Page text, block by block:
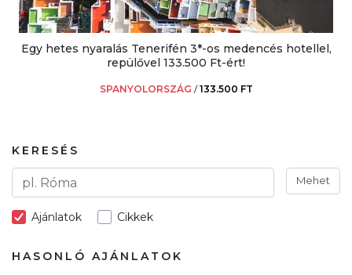
Egy hetes nyaralás Tenerifén 3*-os medencés hotellel,
repülővel 133.500 Ft-ért!
SPANYOLORSZÁG /133.500 FT
KERESÉS
Mehet
Ajánlatok Cikkek
HASONLÓ AJÁNLATOK